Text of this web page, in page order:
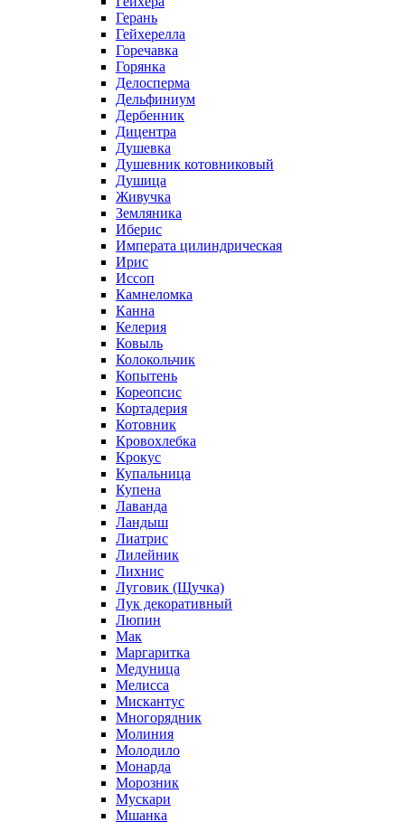
Герань
Гейхерелла
Горечавка
Горянка
Делосперма
Дельфиниум
Дербенник
Дицентра
Душевка
Душевник котовниковый
Душица
Живучка
Земляника
Иберис
Императа цилиндрическая
Ирис
Иссоп
Камнеломка
Канна
Келерия
Ковыль
Колокольчик
Копытень
Кореопсис
Кортадерия
Котовник
Кровохлебка
Крокус
Купальница
Купена
Лаванда
Ландыш
Лиатрис
Лилейник
Лихнис
Луговик (Щучка)
Лук декоративный
Люпин
Мак
Маргаритка
Медуница
Мелисса
Мискантус
Многорядник
Молиния
Молодило
Монарда
Морозник
Мускари
Мшанка